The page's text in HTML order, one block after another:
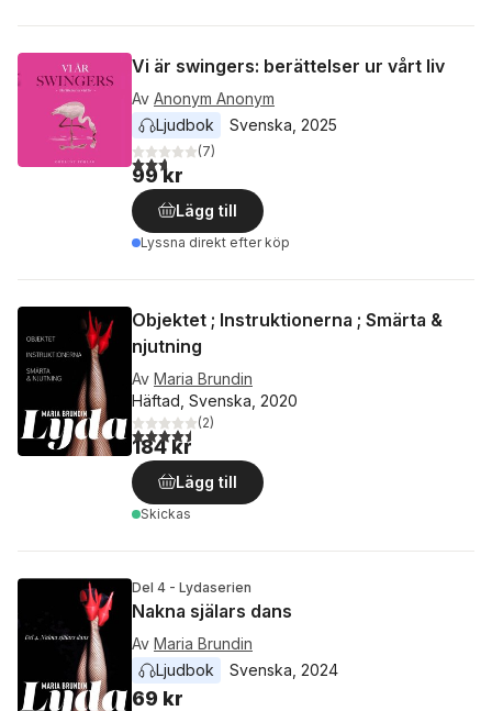
Vi är swingers: berättelser ur vårt liv
Av Anonym Anonym
Ljudbok
Svenska 2025
2,7utav 5 stjärnor. Totalt antal röster:
(7)
99 kr
Lägg till
Lyssna direkt efter köp
Objektet ; Instruktionerna ; Smärta &
njutning
Av Maria Brundin
Häftad, Svenska, 2020
4,5utav 5 stjärnor. Totalt antal röster:
(2)
184 kr
Lägg till
Skickas
Del 4 - Lydaserien
Nakna själars dans
Av Maria Brundin
Ljudbok
Svenska 2024
69 kr